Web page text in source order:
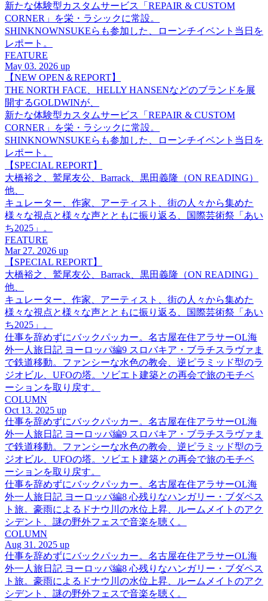
新たな体験型カスタムサービス「REPAIR & CUSTOM
CORNER」を栄・ラシックに常設。
SHINKNOWNSUKEらも参加した、ローンチイベント当日を
レポート。
FEATURE
May 03. 2026 up
【NEW OPEN＆REPORT】
THE NORTH FACE、HELLY HANSENなどのブランドを展
開するGOLDWINが、
新たな体験型カスタムサービス「REPAIR & CUSTOM
CORNER」を栄・ラシックに常設。
SHINKNOWNSUKEらも参加した、ローンチイベント当日を
レポート。
【SPECIAL REPORT】
大橋裕之、鷲尾友公、Barrack、黒田義隆（ON READING）
他、
キュレーター、作家、アーティスト、街の人々から集めた
様々な視点と様々な声とともに振り返る、国際芸術祭「あい
ち2025」。
FEATURE
Mar 27. 2026 up
【SPECIAL REPORT】
大橋裕之、鷲尾友公、Barrack、黒田義隆（ON READING）
他、
キュレーター、作家、アーティスト、街の人々から集めた
様々な視点と様々な声とともに振り返る、国際芸術祭「あい
ち2025」。
仕事を辞めずにバックパッカー。名古屋在住アラサーOL海
外一人旅日記 ヨーロッパ編9 スロバキア・ブラチスラヴァま
で鉄道移動。ファンシーな水色の教会、逆ピラミッド型のラ
ジオビル、UFOの塔。ソビエト建築との再会で旅のモチベ
ーションを取り戻す。
COLUMN
Oct 13. 2025 up
仕事を辞めずにバックパッカー。名古屋在住アラサーOL海
外一人旅日記 ヨーロッパ編9 スロバキア・ブラチスラヴァま
で鉄道移動。ファンシーな水色の教会、逆ピラミッド型のラ
ジオビル、UFOの塔。ソビエト建築との再会で旅のモチベ
ーションを取り戻す。
仕事を辞めずにバックパッカー。名古屋在住アラサーOL海
外一人旅日記 ヨーロッパ編8 心残りなハンガリー・ブダペス
ト旅。豪雨によるドナウ川の水位上昇、ルームメイトのアク
シデント、謎の野外フェスで音楽を聴く。
COLUMN
Aug 31. 2025 up
仕事を辞めずにバックパッカー。名古屋在住アラサーOL海
外一人旅日記 ヨーロッパ編8 心残りなハンガリー・ブダペス
ト旅。豪雨によるドナウ川の水位上昇、ルームメイトのアク
シデント、謎の野外フェスで音楽を聴く。